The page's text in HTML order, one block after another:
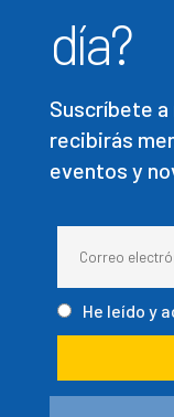
día?
Suscríbete
recibirás
eventos y
He leído y